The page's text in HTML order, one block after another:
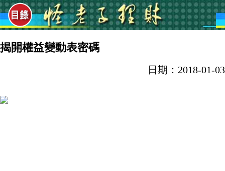
揭開權益變動表密碼
日期：2018-01-03